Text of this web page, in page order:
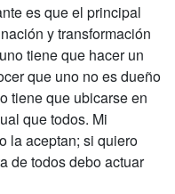
es que el principal
y transformación
tiene que hacer un
que uno no es dueño
tiene que ubicarse en
que todos. Mi
la aceptan; si quiero
de todos debo actuar